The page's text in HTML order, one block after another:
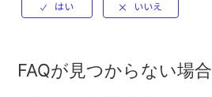
FAQが見つからない場合